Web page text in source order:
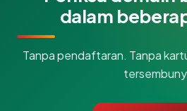
dalam
Tanpa pendaftaran. Tanpa